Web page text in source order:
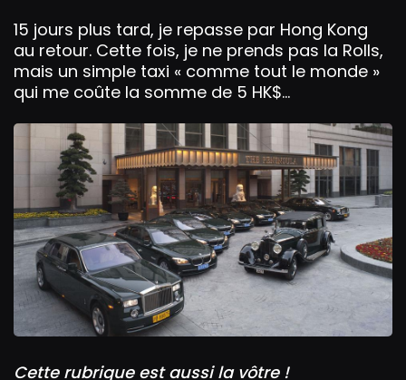
15 jours plus tard, je repasse par Hong Kong
au retour. Cette fois, je ne prends pas la Rolls,
mais un simple taxi « comme tout le monde »
qui me coûte la somme de 5 HK$...
Cette rubrique est aussi la vôtre !